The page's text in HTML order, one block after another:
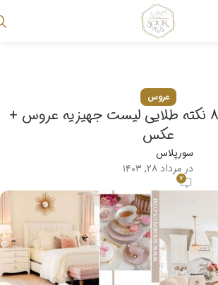
عروس
جهیزیه عروس؛ 8 نکته طلایی لیست جهیزیه عروس +
عکس
سورپلاس
در مرداد ۲۸, ۱۴۰۳
۱۲